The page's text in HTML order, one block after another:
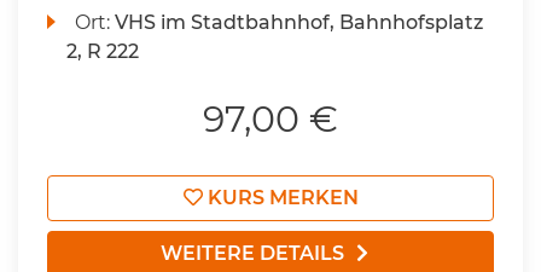
Ort:VHS im Stadtbahnhof, Bahnhofsplatz
2, R 222
97,00 €
KURS MERKEN
WEITERE DETAILS